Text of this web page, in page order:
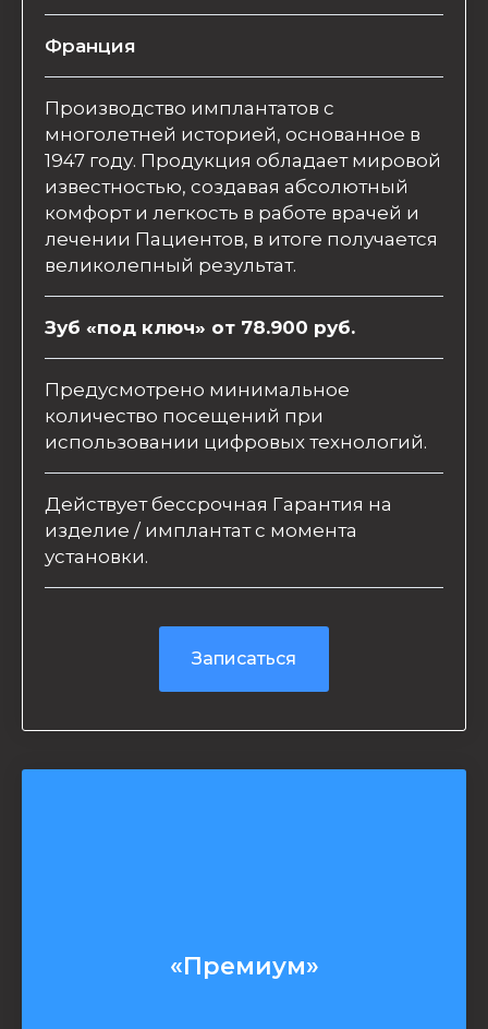
Франция
Производство имплантатов с
многолетней историей, основанное в
1947 году. Продукция обладает мировой
известностью, создавая абсолютный
комфорт и легкость в работе врачей и
лечении Пациентов, в итоге получается
великолепный результат.
Зуб «под ключ» от 78.900 руб.
Предусмотрено минимальное
количество посещений при
использовании цифровых технологий.
Действует бессрочная Гарантия на
изделие / имплантат с момента
установки.
Записаться
«Премиум»